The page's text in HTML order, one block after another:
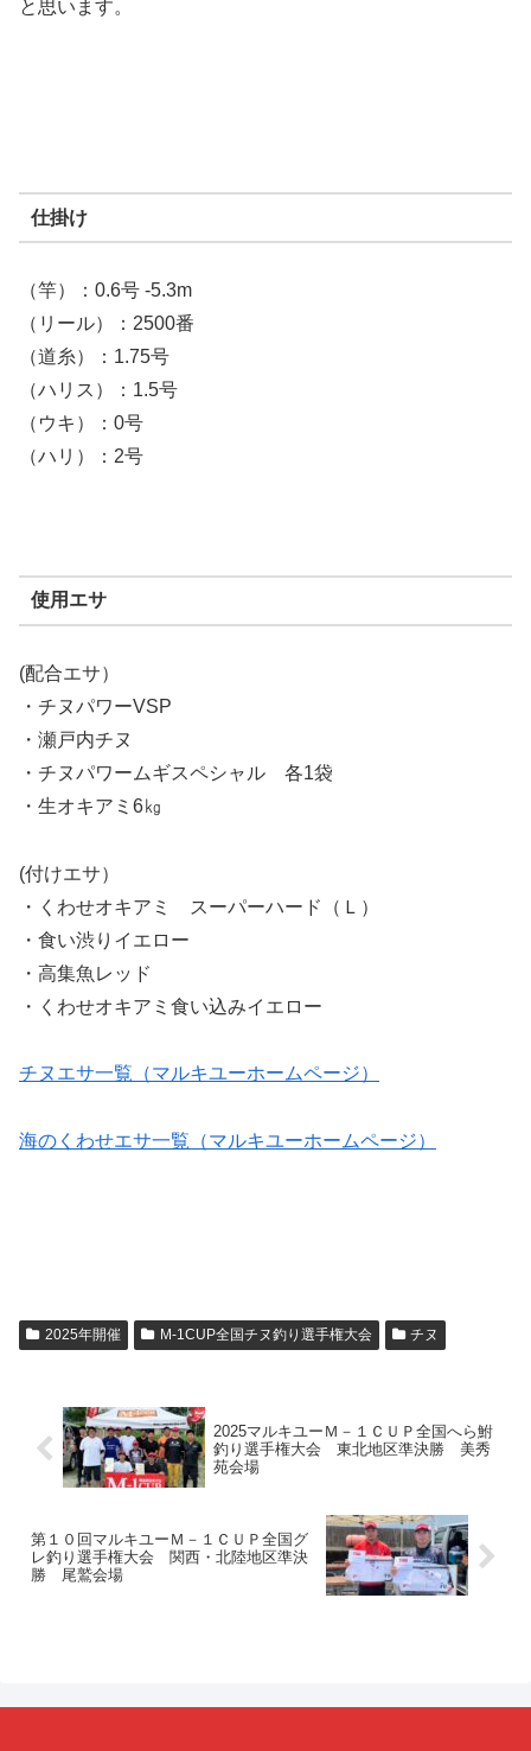
と思います。
仕掛け
（竿）：0.6号 -5.3m
（リール）：2500番
（道糸）：1.75号
（ハリス）：1.5号
（ウキ）：0号
（ハリ）：2号
使用エサ
(配合エサ）
・チヌパワーVSP
・瀬戸内チヌ
・チヌパワームギスペシャル 各1袋
・生オキアミ6㎏
(付けエサ）
・くわせオキアミ スーパーハード（Ｌ）
・食い渋りイエロー
・高集魚レッド
・くわせオキアミ食い込みイエロー
チヌエサ一覧（マルキユーホームページ）
海のくわせエサ一覧（マルキユーホームページ）
2025年開催 M-1CUP全国チヌ釣り選手権大会 チヌ
2025マルキユーＭ－１ＣＵＰ全国へら鮒
釣り選手権大会 東北地区準決勝 美秀
苑会場
第１０回マルキユーＭ－１ＣＵＰ全国グ
レ釣り選手権大会 関西・北陸地区準決
勝 尾鷲会場